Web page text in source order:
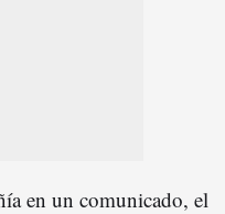
en un comunicado, el